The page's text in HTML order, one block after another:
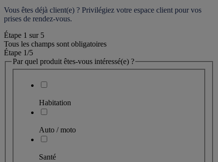
Vous êtes déjà client(e) ? Privilégiez votre espace client pour vos
prises de rendez-vous.
Étape 1 sur 5
Tous les champs sont obligatoires
Étape 1/5
Par quel produit êtes-vous intéressé(e) ?
Habitation
Auto / moto
Santé